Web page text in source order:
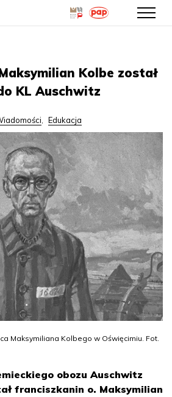
treści
Kolbe został
KL Auschwitz
, Edukacja
Maksymiliana Kolbego w Oświęcimiu. Fot.
obozu Auschwitz
franciszkanin o. Maksymilian